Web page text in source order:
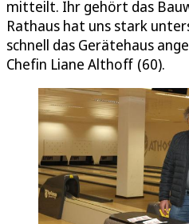
mitteilt. Ihr gehört das
Rathaus hat uns stark
schnell das Gerätehaus
Chefin Liane Althoff (60).